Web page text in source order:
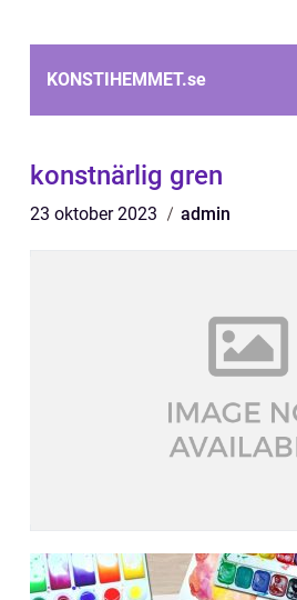
KONSTIHEMMET.se
konstnärlig gren
23 oktober 2023 admin